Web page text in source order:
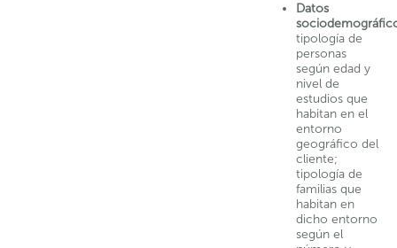
Datos
tipología de
personas
según edad y
nivel de
estudios que
habitan en el
entorno
geográfico del
cliente;
tipología de
familias que
habitan en
dicho entorno
según el